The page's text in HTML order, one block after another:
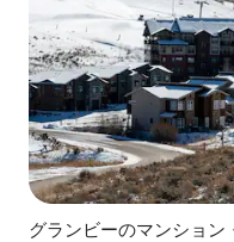
グランビーのマンション